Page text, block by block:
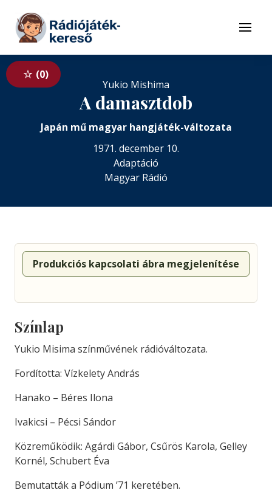
Tovább a tartalomhoz
Menü
0
Yukio Mishima
A damasztdob
Japán mű magyar hangjáték-változata
1971. december 10.
Adaptáció
Magyar Rádió
Produkciós kapcsolati ábra megjelenítése
Színlap
Yukio Misima színművének rádióváltozata.
Fordította: Vízkelety András
Hanako – Béres Ilona
Ivakicsi – Pécsi Sándor
Közreműködik: Agárdi Gábor, Csűrös Karola, Gelley
Kornél, Schubert Éva
Bemutatták a Pódium ’71 keretében.